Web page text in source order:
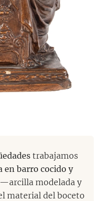
trabajamos
en barro cocido y
modelada y
material del boceto